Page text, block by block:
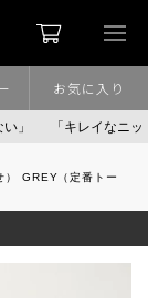
レイなニット」 ポ
お気に入り
GREY（定番トー